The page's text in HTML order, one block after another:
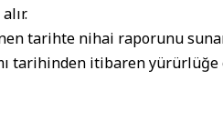
tarihte nihai raporunu
tarihinden itibaren yürürlüğe